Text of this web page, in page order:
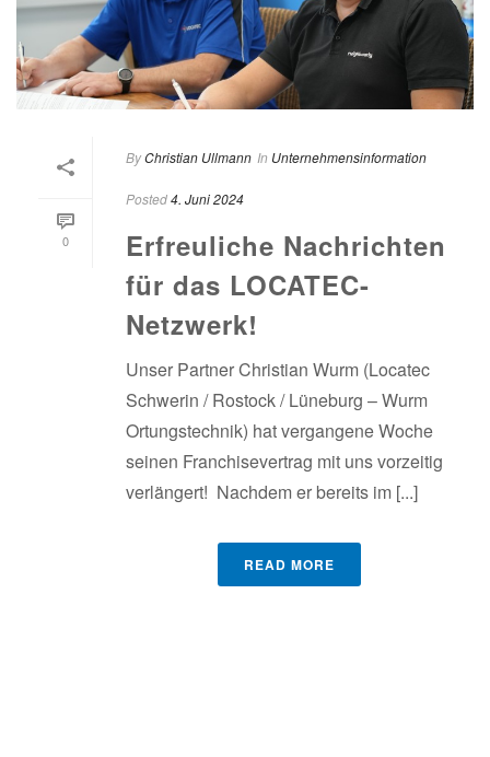
0
ByChristian Ullmann In Unternehmensinformation
Posted4. Juni 2024
Erfreuliche Nachrichten
für das LOCATEC-
Netzwerk!
Unser Partner Christian Wurm (Locatec
Schwerin / Rostock / Lüneburg – Wurm
Ortungstechnik) hat vergangene Woche
seinen Franchisevertrag mit uns vorzeitig
verlängert! Nachdem er bereits im [...]
READ MORE